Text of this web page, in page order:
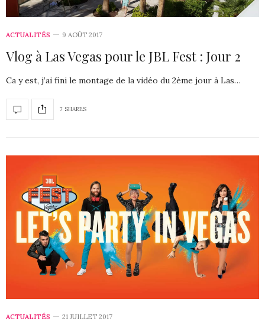
ACTUALITÉS 9 AOÛT 2017
Vlog à Las Vegas pour le JBL Fest : Jour 2
Ca y est, j’ai fini le montage de la vidéo du 2ème jour à Las…
7 SHARES
ACTUALITÉS 21 JUILLET 2017